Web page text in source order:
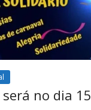
no dia 15